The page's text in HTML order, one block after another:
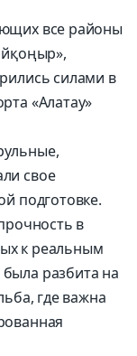
все районы
силами в
«Алатау»
свое
подготовке.
в
к реальным
разбита на
где важна